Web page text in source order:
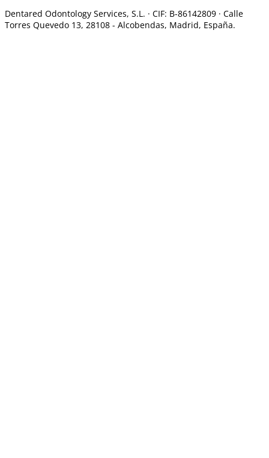
Dentared Odontology Services, S.L. · CIF: B-86142809 · Calle
Torres Quevedo 13, 28108 - Alcobendas, Madrid, España.